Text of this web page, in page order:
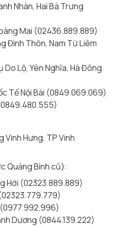
Nhàn, Hai Bà Trưng
Mai (02436.889.889)
Đình Thôn, Nam Từ Liêm
Do Lộ, Yên Nghĩa, Hà Đông
Tế Nội Bài (0849.069.069)
Vinh Hưng, TP Vinh
Quảng Bình cũ):
Hới (02323.889.889)
Dương (0844.139.222)